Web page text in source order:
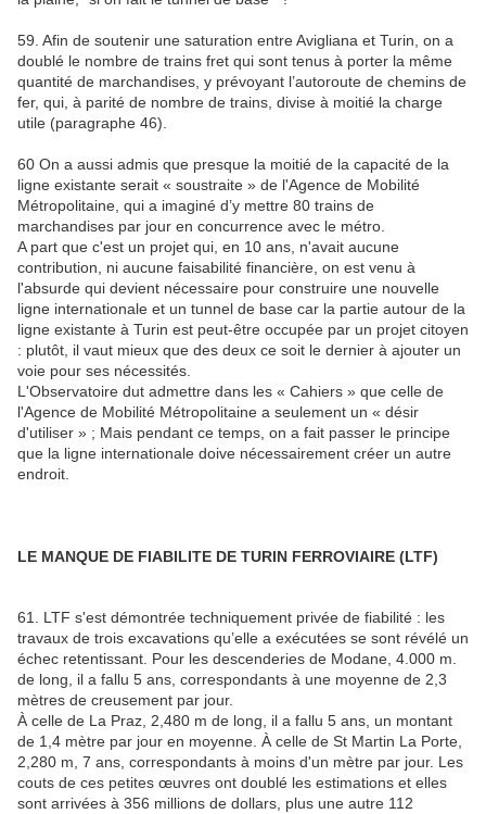
59. Afin de soutenir une saturation entre Avigliana et Turin, on a
doublé le nombre de trains fret qui sont tenus à porter la même
quantité de marchandises, y prévoyant l’autoroute de chemins de
fer, qui, à parité de nombre de trains, divise à moitié la charge
utile (paragraphe 46).
60 On a aussi admis que presque la moitié de la capacité de la
ligne existante serait « soustraite » de l'Agence de Mobilité
Métropolitaine, qui a imaginé d’y mettre 80 trains de
marchandises par jour en concurrence avec le métro.
A part que c'est un projet qui, en 10 ans, n'avait aucune
contribution, ni aucune faisabilité financière, on est venu à
l'absurde qui devient nécessaire pour construire une nouvelle
ligne internationale et un tunnel de base car la partie autour de la
ligne existante à Turin est peut-être occupée par un projet citoyen
: plutôt, il vaut mieux que des deux ce soit le dernier à ajouter un
voie pour ses nécessités.
L'Observatoire dut admettre dans les « Cahiers » que celle de
l'Agence de Mobilité Métropolitaine a seulement un « désir
d'utiliser » ; Mais pendant ce temps, on a fait passer le principe
que la ligne internationale doive nécessairement créer un autre
endroit.
LE MANQUE DE FIABILITE DE TURIN FERROVIAIRE (LTF)
61. LTF s'est démontrée techniquement privée de fiabilité : les
travaux de trois excavations qu’elle a exécutées se sont révélé un
échec retentissant. Pour les descenderies de Modane, 4.000 m.
de long, il a fallu 5 ans, correspondants à une moyenne de 2,3
mètres de creusement par jour.
À celle de La Praz, 2,480 m de long, il a fallu 5 ans, un montant
de 1,4 mètre par jour en moyenne. À celle de St Martin La Porte,
2,280 m, 7 ans, correspondants à moins d'un mètre par jour. Les
couts de ces petites œuvres ont doublé les estimations et elles
sont arrivées à 356 millions de dollars, plus une autre 112